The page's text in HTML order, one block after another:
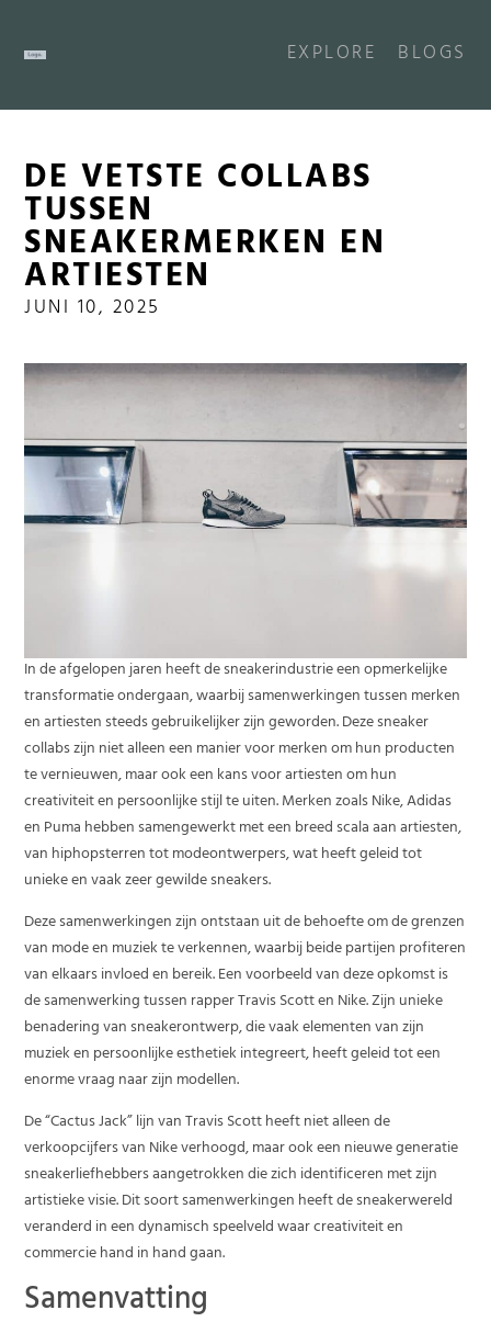
EXPLORE BLOGS
DE VETSTE COLLABS
TUSSEN
SNEAKERMERKEN EN
ARTIESTEN
JUNI 10, 2025
In de afgelopen jaren heeft de sneakerindustrie een opmerkelijke
transformatie ondergaan, waarbij samenwerkingen tussen merken
en artiesten steeds gebruikelijker zijn geworden. Deze sneaker
collabs zijn niet alleen een manier voor merken om hun producten
te vernieuwen, maar ook een kans voor artiesten om hun
creativiteit en persoonlijke stijl te uiten. Merken zoals Nike, Adidas
en Puma hebben samengewerkt met een breed scala aan artiesten,
van hiphopsterren tot modeontwerpers, wat heeft geleid tot
unieke en vaak zeer gewilde sneakers.
Deze samenwerkingen zijn ontstaan uit de behoefte om de grenzen
van mode en muziek te verkennen, waarbij beide partijen profiteren
van elkaars invloed en bereik. Een voorbeeld van deze opkomst is
de samenwerking tussen rapper Travis Scott en Nike. Zijn unieke
benadering van sneakerontwerp, die vaak elementen van zijn
muziek en persoonlijke esthetiek integreert, heeft geleid tot een
enorme vraag naar zijn modellen.
De “Cactus Jack” lijn van Travis Scott heeft niet alleen de
verkoopcijfers van Nike verhoogd, maar ook een nieuwe generatie
sneakerliefhebbers aangetrokken die zich identificeren met zijn
artistieke visie. Dit soort samenwerkingen heeft de sneakerwereld
veranderd in een dynamisch speelveld waar creativiteit en
commercie hand in hand gaan.
Samenvatting